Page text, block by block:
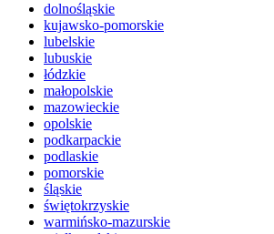
dolnośląskie
kujawsko-pomorskie
lubelskie
lubuskie
łódzkie
małopolskie
mazowieckie
opolskie
podkarpackie
podlaskie
pomorskie
śląskie
świętokrzyskie
warmińsko-mazurskie